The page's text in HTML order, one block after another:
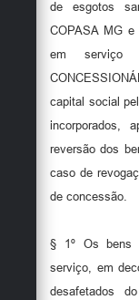
de esgotos
COPASA MG
em serviço
capital social
incorporados,
reversão dos
caso de
de concessão.
§ 1º Os bens
serviço, em
desafetados